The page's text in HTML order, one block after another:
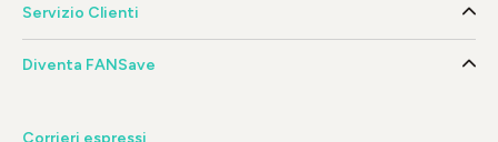
Servizio Clienti
Diventa FANSave
Corrieri espressi